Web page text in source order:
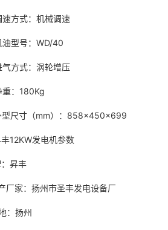
速方式：机械调速
油型号：WD/40
气方式：涡轮增压
重：180Kg
型尺寸（mm）：858×450×699
12KW发电机参数
牌：昇丰
厂家：扬州市圣丰发电设备厂
：扬州